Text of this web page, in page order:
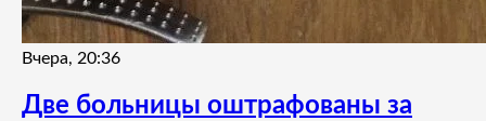
Вчера, 20:36
Две больницы оштрафованы за